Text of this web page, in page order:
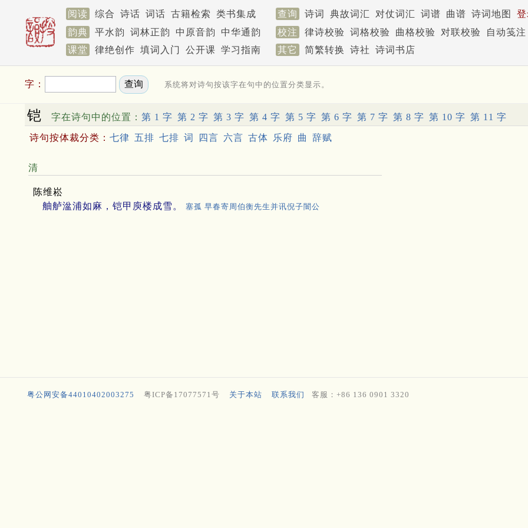
阅读 综合 诗话 词话 古籍检索 类书集成 查询 诗词 典故词汇 对仗词汇 词谱 曲谱 诗词地图
韵典
平水韵 词林正韵 中原音韵 中华通韵 校注 律诗校验 词格校验 曲格校验 对联校验
自动笺注
课堂
律绝创作 填词入门 公开课 学习指南 其它 简繁转换 诗社 诗词书店
字： 系统将对诗句按该字在句中的位置分类显示。
铠 字在诗句中的位置： 第 1 字 第 2 字 第 3 字 第 4 字 第 5 字 第 6 字 第 7 字 第 8 字 第 10 字 第 11 字
诗句按体裁分类： 七律 五排 七排 词 四言 六言 古体 乐府 曲 辞赋
清
陈维崧
舳舻湓浦如麻，铠甲庾楼成雪。
塞孤 早春寄周伯衡先生并讯倪子闇公
粤公网安备44010402003275 粤ICP备17077571号 关于本站 联系我们 客服：+86 136 0901 3320